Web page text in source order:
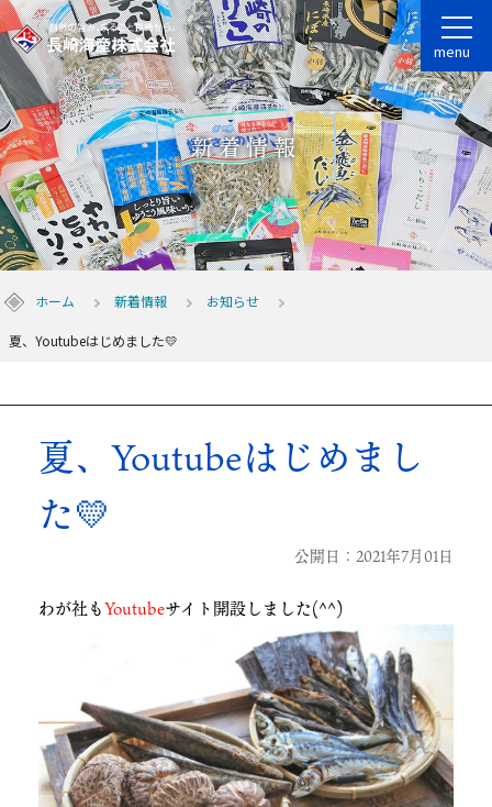
menu
新着情報
ホーム 新着情報 お知らせ
夏、Youtubeはじめました💛
夏、Youtubeはじめまし
た💛
公開日：2021年7月01日
わが社もYoutubeサイト開設しました(^^)